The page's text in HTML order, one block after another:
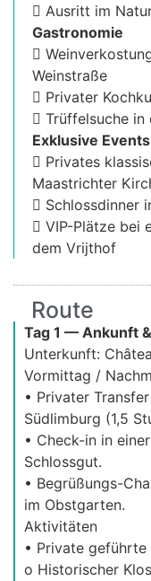
 Ausritt im
Gastronomie

Weinstraße
 Privater
 Trüffelsuche in
Exklusive Events
 Privates
Maastrichter
 Schlossdinner
 VIP-Plätze bei
dem Vrijthof
Route
Tag 1 — Ankunft
Unterkunft:
Vormittag /
• Privater
Südlimburg (1,5
• Check-in in
Schlossgut.
• Begrüßungs-
im Obstgarten.
Aktivitäten
• Private geführte
o Historischer